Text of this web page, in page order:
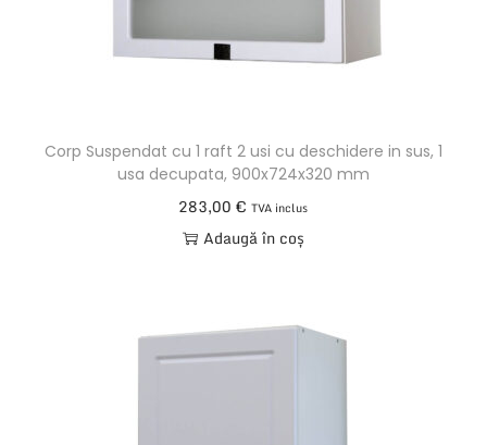
Corp Suspendat cu 1 raft 2 usi cu deschidere in sus, 1
usa decupata, 900x724x320 mm
283,00€ TVA inclus
Adaugă în coș